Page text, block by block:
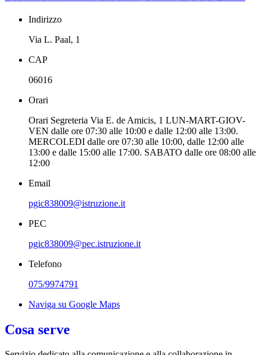
Indirizzo
Via L. Paal, 1
CAP
06016
Orari
Orari Segreteria Via E. de Amicis, 1 LUN-MART-GIOV-
VEN dalle ore 07:30 alle 10:00 e dalle 12:00 alle 13:00.
MERCOLEDI dalle ore 07:30 alle 10:00, dalle 12:00 alle
13:00 e dalle 15:00 alle 17:00. SABATO dalle ore 08:00 alle
12:00
Email
pgic838009@istruzione.it
PEC
pgic838009@pec.istruzione.it
Telefono
075/9974791
Naviga su Google Maps
Cosa serve